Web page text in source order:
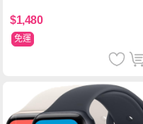
$1,480
免運